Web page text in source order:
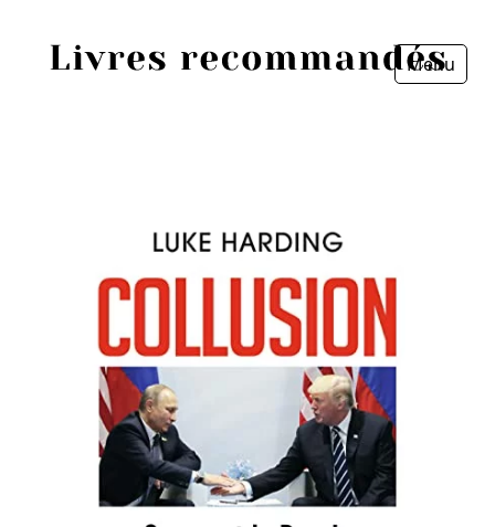
Menu
Personnes
Livres les plus recommandés
Prix littéraires
Fermer